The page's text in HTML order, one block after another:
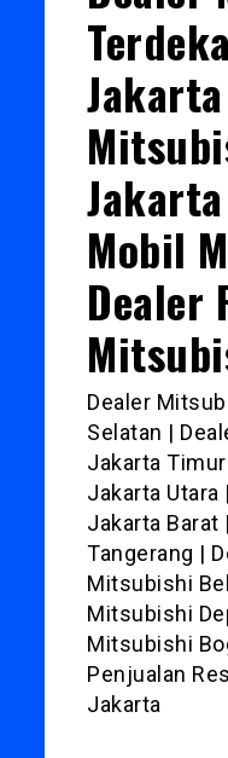
Mobil
Dealer
Dealer
Selatan |
Jakarta
Jakarta
Jakarta Barat
Tangerang |
Mitsubishi
Mitsubishi
Mitsubishi
Penjualan
Jakarta